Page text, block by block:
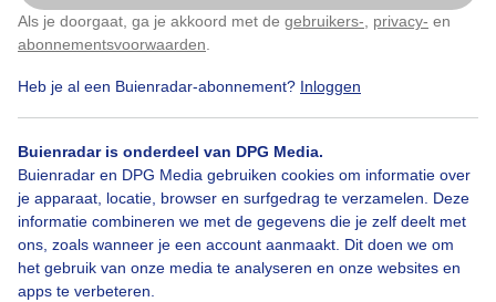
Als je doorgaat, ga je akkoord met de gebruikers- privacy- en
abonnementsvoorwaarden
Heb je al een Buienradar-abonnement? Inloggen
Buienradar is onderdeel van DPG Media.
Buienradar en DPG Media gebruiken cookies om informatie over
je apparaat, locatie, browser en surfgedrag te verzamelen. Deze
informatie combineren we met de gegevens die je zelf deelt met
ons, zoals wanneer je een account aanmaakt. Dit doen we om
het gebruik van onze media te analyseren en onze websites en
apps te verbeteren.
stapelwolken zichtbaar in de lucht. Broeierig warm.
Zwemmen Zon Wolken
Bekijk slideshow
Klik hierom dit aan te passen